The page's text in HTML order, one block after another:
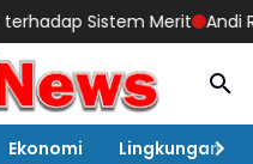
Merit Andi Rosman
Ekonomi Lingkungan